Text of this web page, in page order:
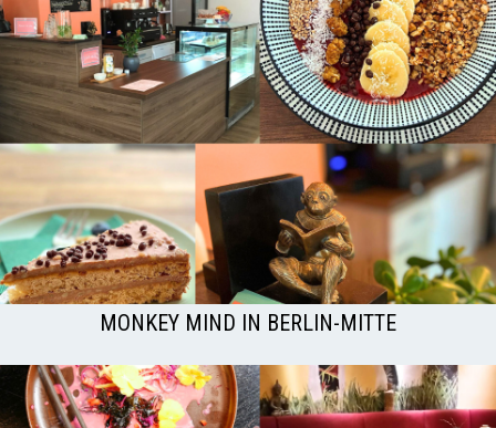
MONKEY MIND IN BERLIN-MITTE